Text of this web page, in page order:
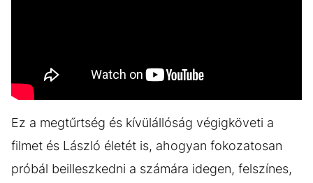
Ez a megtűrtség és kívülállóság végigköveti a
filmet és László életét is, ahogyan fokozatosan
próbál beilleszkedni a számára idegen, felszínes,